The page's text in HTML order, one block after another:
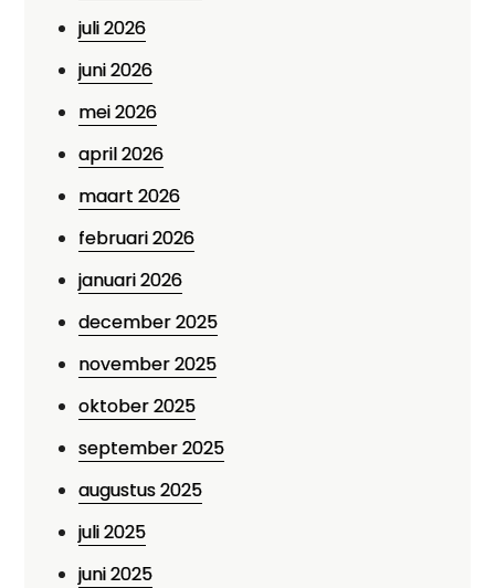
juli 2026
juni 2026
mei 2026
april 2026
maart 2026
februari 2026
januari 2026
december 2025
november 2025
oktober 2025
september 2025
augustus 2025
juli 2025
juni 2025